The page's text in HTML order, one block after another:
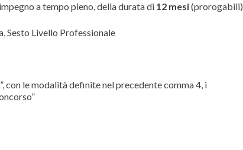
a tempo pieno, della durata di 12 mesi(prorogabili)
Sesto Livello Professionale
con le modalità definite nel precedente comma 4, i